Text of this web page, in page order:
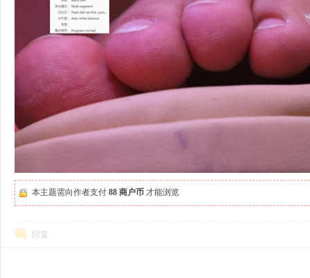
本主题需向作者支付 88 商户币 才能浏览
回复